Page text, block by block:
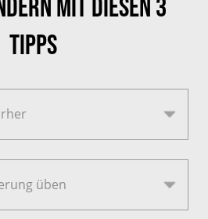
mit diesen 3
Tipps
üben